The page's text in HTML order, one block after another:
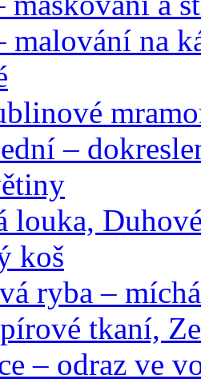
malování na
–
louka,
koš
ryba –
tkaní,
– odraz ve